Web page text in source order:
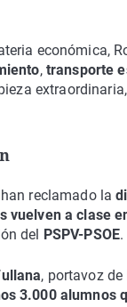
económica,
, transporte
reclamado la
vuelven a clase
del PSPV-PSOE.
, portavoz
3.000 alumnos